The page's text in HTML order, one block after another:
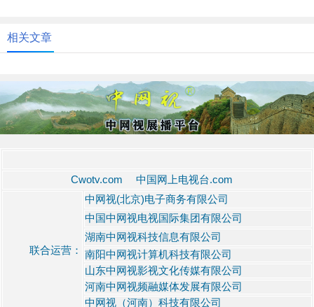
相关文章
Cwotv.com 中国网上电视台.com
联合运营：
中网视(北京)电子商务有限公司
中国中网视电视国际集团有限公司
湖南中网视科技信息有限公司
南阳中网视计算机科技有限公司
山东中网视影视文化传媒有限公司
河南中网视频融媒体发展有限公司
中网视（河南）科技有限公司